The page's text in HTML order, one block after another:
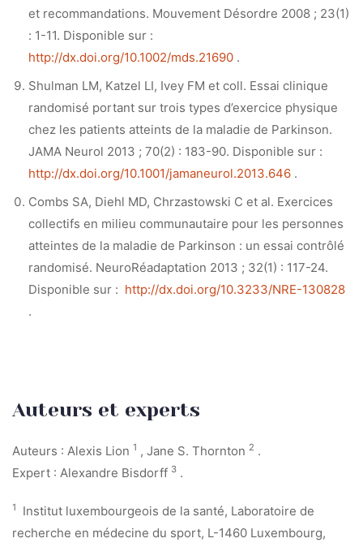
et recommandations. Mouvement Désordre 2008 ; 23(1)
: 1-11. Disponible sur :
http://dx.doi.org/10.1002/mds.21690 .
Shulman LM, Katzel LI, Ivey FM et coll. Essai clinique
randomisé portant sur trois types d’exercice physique
chez les patients atteints de la maladie de Parkinson.
JAMA Neurol 2013 ; 70(2) : 183-90. Disponible sur :
http://dx.doi.org/10.1001/jamaneurol.2013.646 .
Combs SA, Diehl MD, Chrzastowski C et al. Exercices
collectifs en milieu communautaire pour les personnes
atteintes de la maladie de Parkinson : un essai contrôlé
randomisé. NeuroRéadaptation 2013 ; 32(1) : 117-24.
Disponible sur : http://dx.doi.org/10.3233/NRE-130828
.
Auteurs et experts
Auteurs : Alexis Lion 1 , Jane S. Thornton 2 .
Expert : Alexandre Bisdorff 3 .
1
Institut luxembourgeois de la santé, Laboratoire de
recherche en médecine du sport, L-1460 Luxembourg,